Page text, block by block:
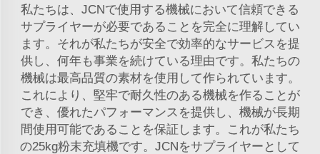
私たちは、JCNで使用する機械において信頼できる
サプライヤーが必要であることを完全に理解してい
ます。それが私たちが安全で効率的なサービスを提
供し、何年も事業を続けている理由です。私たちの
機械は最高品質の素材を使用して作られています。
これにより、堅牢で耐久性のある機械を作ることが
でき、優れたパフォーマンスを提供し、機械が長期
間使用可能であることを保証します。これが私たち
の25kg粉末充填機です。JCNをサプライヤーとして